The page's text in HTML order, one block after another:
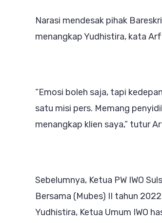
Narasi mendesak pihak
menangkap Yudhistira, kata
“Emosi boleh saja, tapi
satu misi pers. Memang
menangkap klien saya,” tutur
Sebelumnya, Ketua PW IWO
Bersama (Mubes) II tahun
Yudhistira, Ketua Umum IWO